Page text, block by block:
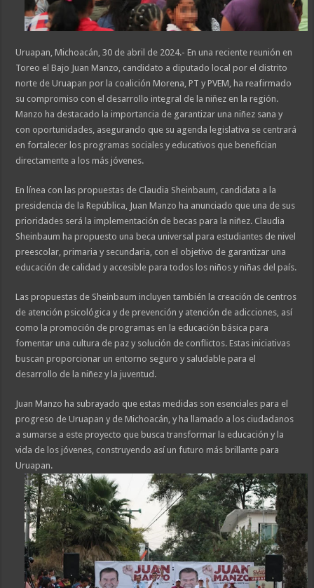
Uruapan, Michoacán, 30 de abril de 2024.- En una reciente reunión en
Toreo el Bajo Juan Manzo, candidato a diputado local por el distrito
norte de Uruapan por la coalición Morena, PT y PVEM, ha reafirmado
su compromiso con el desarrollo integral de la niñez en la región.
Manzo ha destacado la importancia de garantizar una niñez sana y
con oportunidades, asegurando que su agenda legislativa se centrará
en fortalecer los programas sociales y educativos que benefician
directamente a los más jóvenes.
En línea con las propuestas de Claudia Sheinbaum, candidata a la
presidencia de la República, Juan Manzo ha anunciado que una de sus
prioridades será la implementación de becas para la niñez. Claudia
Sheinbaum ha propuesto una beca universal para estudiantes de nivel
preescolar, primaria y secundaria, con el objetivo de garantizar una
educación de calidad y accesible para todos los niños y niñas del país.
Las propuestas de Sheinbaum incluyen también la creación de centros
de atención psicológica y de prevención y atención de adicciones, así
como la promoción de programas en la educación básica para
fomentar una cultura de paz y solución de conflictos. Estas iniciativas
buscan proporcionar un entorno seguro y saludable para el
desarrollo de la niñez y la juventud.
Juan Manzo ha subrayado que estas medidas son esenciales para el
progreso de Uruapan y de Michoacán, y ha llamado a los ciudadanos
a sumarse a este proyecto que busca transformar la educación y la
vida de los jóvenes, construyendo así un futuro más brillante para
Uruapan.